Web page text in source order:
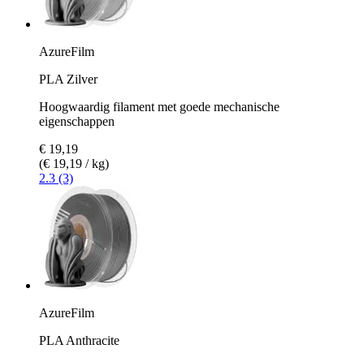
AzureFilm
PLA Zilver
Hoogwaardig filament met goede mechanische
eigenschappen
€ 19,19
(€ 19,19 / kg)
2.3 (3)
AzureFilm
PLA Anthracite